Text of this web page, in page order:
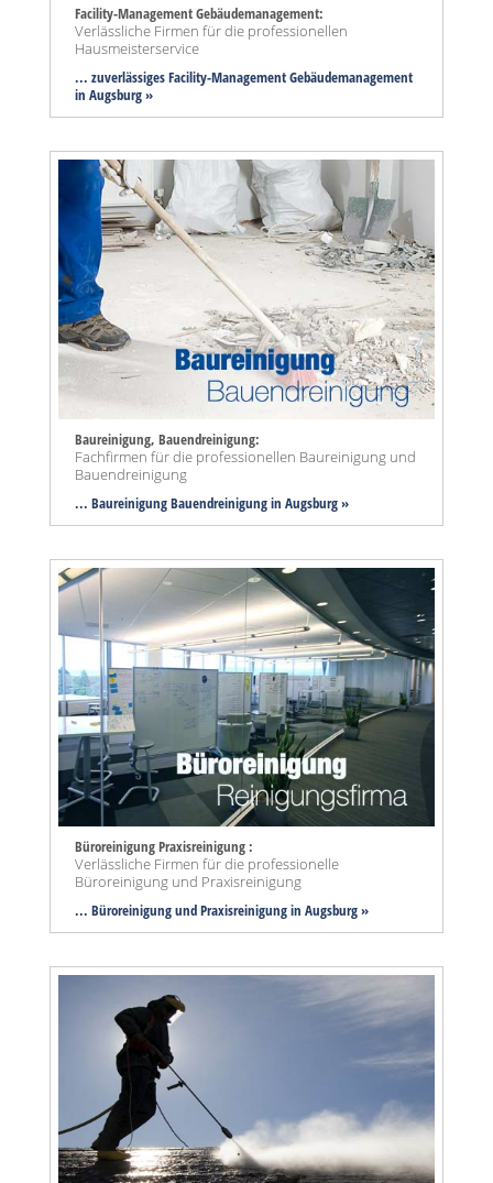
Facility-Management Gebäudemanagement:
Verlässliche Firmen für die professionellen
Hausmeisterservice
... zuverlässiges Facility-Management Gebäudemanagement
in Augsburg »
Baureinigung, Bauendreinigung:
Fachfirmen für die professionellen Baureinigung und
Bauendreinigung
... Baureinigung Bauendreinigung in Augsburg »
Büroreinigung Praxisreinigung :
Verlässliche Firmen für die professionelle
Büroreinigung und Praxisreinigung
... Büroreinigung und Praxisreinigung in Augsburg »